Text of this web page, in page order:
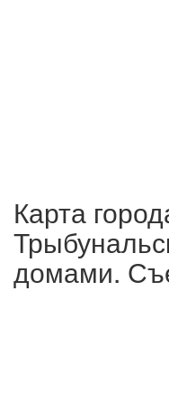
Карта
домами.